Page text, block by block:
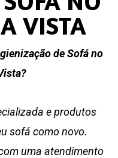
VISTA
de Sofá no
e produtos
sofá como novo.
uma atendimento